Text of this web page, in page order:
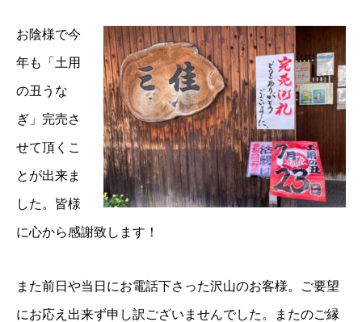
お陰様で今
年も「土用
の丑うな
ぎ」完売さ
せて頂くこ
とが出来ま
した。皆様
に心から感謝致します！
また前日や当日にお電話下さった沢山のお客様。ご要望
にお応え出来ず申し訳ございませんでした。またのご縁